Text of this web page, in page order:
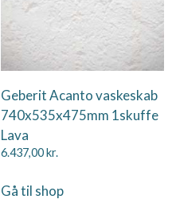
Geberit Acanto vaskeskab
740x535x475mm 1skuffe
Lava
6.437,00kr.
Gå til shop